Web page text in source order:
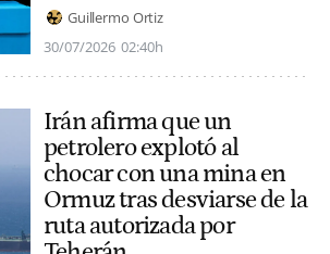
Guillermo Ortiz
30/07/2026 02:40h
Irán afirma que un
petrolero explotó al
chocar con una mina en
Ormuz tras desviarse de la
ruta autorizada por